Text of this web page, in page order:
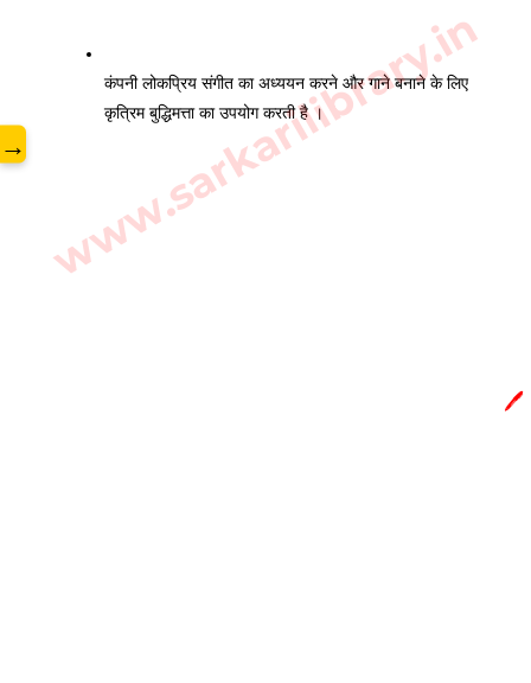
कंपनी लोकप्रिय संगीत का अध्ययन करने और गाने बनाने के लिए
कृत्रिम बुद्धिमत्ता का उपयोग करती है ।
www.sarkarilibrary.in
→
🖊️